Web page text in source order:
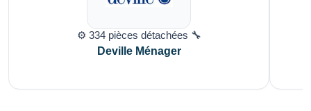
⚙️ 334 pièces détachées 🔧
Deville Ménager